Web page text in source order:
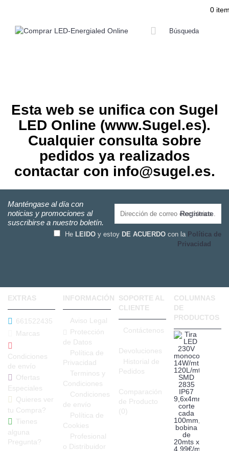
0
Esta web se unifica con Sugel
LED Online (www.Sugel.es).
Cualquier consulta sobre
pedidos ya realizados
contactar con info@sugel.es.
Manténgase al día con
noticias y promociones al
suscribirse a nuestro boletín.
Regístrate
He LEIDO y estoy DE ACUERDO con la Política de
Privacidad
EXTRAS
661522435
Marcas
Condiciones
de envío
Ofertas
Especiales
Quieres ver
tu Compra?
Tienes
alguna
Pregunta?
INFORMACIÓN
Aviso Legal
Protección
de Datos
Política de
Privacidad
Terminos y
Condiciones
Condiciones
de envío
Política de
Cookies
Profesional
o Distribuidor
SOPORTE AL
CLIENTE
Contáctenos
Devoluciones
Historial de
Pedidos
Comparación
de Producto
(0)
COLUMNAS
DE
PRODUCTOS